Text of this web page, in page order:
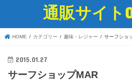
通販サイト
HOME カテゴリー 趣味・レジャー サーフショ
2015.01.27
サーフショップMAR